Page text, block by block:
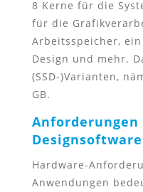
8 Kerne für die
für die
Arbeitsspeicher,
Design und mehr.
(SSD-)Varianten,
GB.
Hardware-
Anwendungen